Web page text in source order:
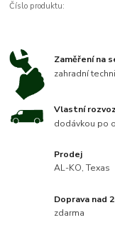
Číslo produktu:
Zaměření na
zahradní
Vlastní rozvoz
dodávkou po
Prodej
AL-KO, Texas
Doprava nad
zdarma